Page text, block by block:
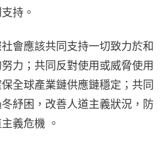
持。
社會應該共同支持一切致力於和
力；共同反對使用或威脅使用
全球產業鏈供應鏈穩定；共同
紓困，改善人道主義狀況，防
義危機 。